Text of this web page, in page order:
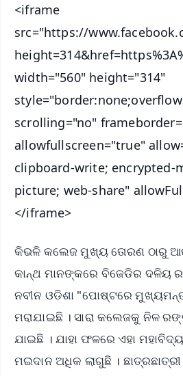
<iframe
src="https://
width="560" height="314"
scrolling="no"
allowfullscreen="true"
clipboard-write; encrypted-
picture; web-share"
</iframe>
କିଭଳି କଲେଜ ମୁଖ୍ୟ ତୋରଣ ଠାରୁ
କାନ୍ଥ ମାନଙ୍କରେ ବିଜେଡିର ଦଳିୟ
ନବୀନ ଓଡିଶା "ପୋଷ୍ଟରେ
ମରାଯାଇଛି । ସାରା କଲେଜକୁ ନିଳ
ଯାଇଛି । ଯାହା ଫଳରେ ଏହା
ମଇଦାନ ଅଧିକ ଲାଗୁଛି ।